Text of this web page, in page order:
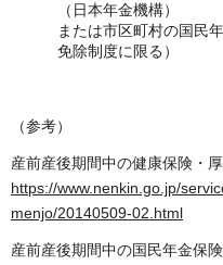
（日本年金機構）
または市区町村の国民
免除制度に限る）
（参考）
産前産後期間中の健康保険・
https://www.nenkin.go.jp/
menjo/20140509-02.html
産前産後期間中の国民年金保